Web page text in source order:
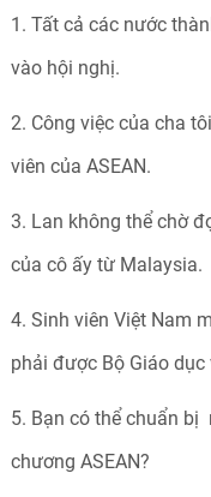
1. Tất cả các nước
vào hội nghị.
2. Công việc của cha
viên của ASEAN.
3. Lan không thể chờ
của cô ấy từ Malaysia.
4. Sinh viên Việt Nam
phải được Bộ Giáo
5. Bạn có thể chuẩn bị
chương ASEAN?